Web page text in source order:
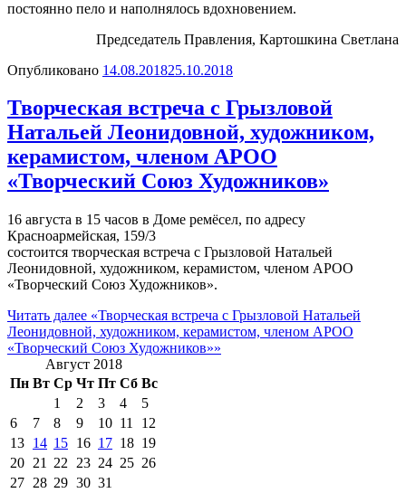
постоянно пело и наполнялось вдохновением.
Председатель Правления, Картошкина Светлана
Опубликовано 14.08.201825.10.2018
Творческая встреча с Грызловой
Натальей Леонидовной, художником,
керамистом, членом АРОО
«Творческий Союз Художников»
16 августа в 15 часов в Доме ремёсел, по адресу
Красноармейская, 159/3
состоится творческая встреча с Грызловой Натальей
Леонидовной, художником, керамистом, членом АРОО
«Творческий Союз Художников».
Читать далее «Творческая встреча с Грызловой Натальей
Леонидовной, художником, керамистом, членом АРОО
«Творческий Союз Художников»»
Август 2018
Пн Вт Ср Чт Пт Сб Вс
1
2 3 4
5
6
7 8 9 10 11
12
13 14 15 16 17 18 19
20 21 22 23 24 25 26
27 28 29 30 31